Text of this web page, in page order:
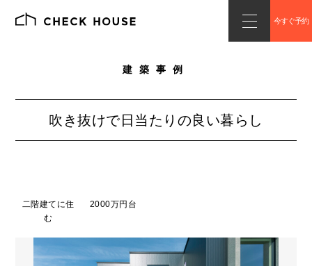
今すぐ予約
建築事例
吹き抜けで日当たりの良い暮らし
二階建てに住
む
2000万円台